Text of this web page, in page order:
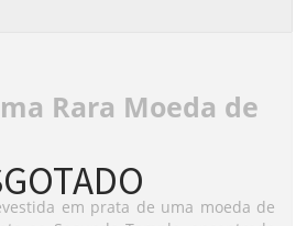
Rara Moeda de
em prata de uma moeda de